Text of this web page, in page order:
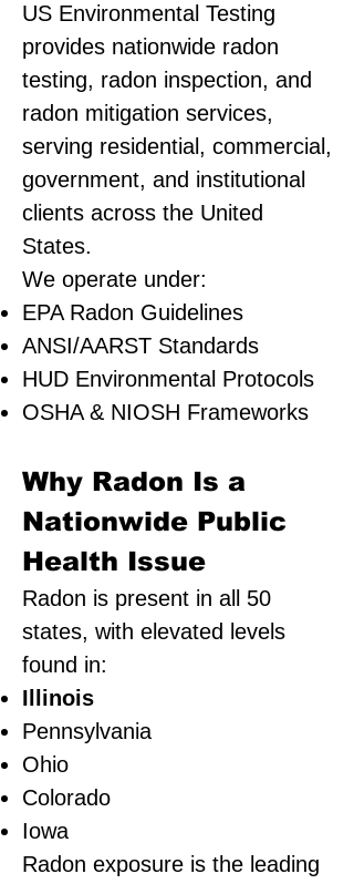
US Environmental Testing
provides nationwide radon
testing, radon inspection, and
radon mitigation services,
serving residential, commercial,
government, and institutional
clients across the United
States.
We operate under:
EPA Radon Guidelines
ANSI/AARST Standards
HUD Environmental Protocols
OSHA & NIOSH Frameworks
Why Radon Is a
Nationwide Public
Health Issue
Radon is present in all 50
states, with elevated levels
found in:
Illinois
Pennsylvania
Ohio
Colorado
Iowa
Radon exposure is the leading